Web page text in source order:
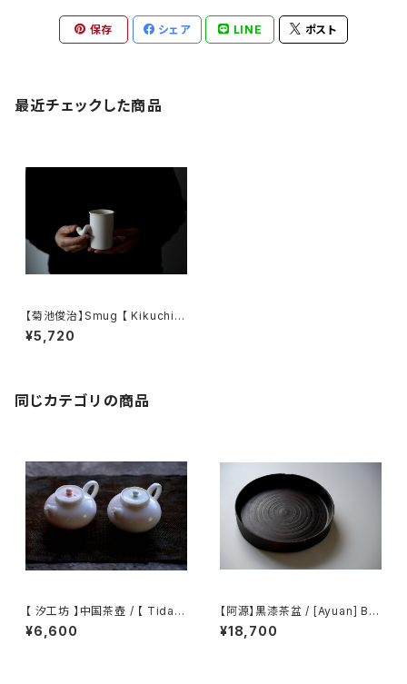
保存 シェア LINE ポスト
最近チェックした商品
【菊池俊治】Smug 【 Kikuchis
hunji】Smug
¥5,720
同じカテゴリの商品
【 汐工坊 】中国茶壺 / 【 Tidal
Atelier 】Chinese teapot
¥6,600
【阿源】黒漆茶盆 / [Ayuan] Bla
ck Lacquer Tea Tray
¥18,700